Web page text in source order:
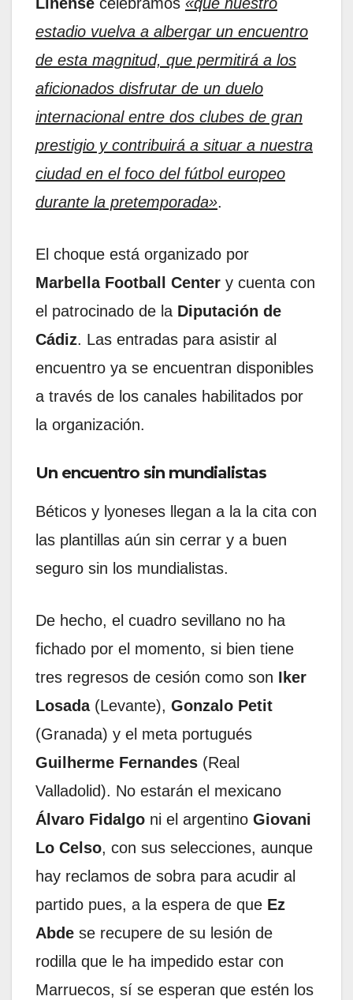
Linense celebramos «que nuestro
estadio vuelva a albergar un encuentro
de esta magnitud, que permitirá a los
aficionados disfrutar de un duelo
internacional entre dos clubes de gran
prestigio y contribuirá a situar a nuestra
ciudad en el foco del fútbol europeo
durante la pretemporada».
El choque está organizado por
Marbella Football Center y cuenta con
el patrocinado de la Diputación de
Cádiz. Las entradas para asistir al
encuentro ya se encuentran disponibles
a través de los canales habilitados por
la organización.
Un encuentro sin mundialistas
Béticos y lyoneses llegan a la la cita con
las plantillas aún sin cerrar y a buen
seguro sin los mundialistas.
De hecho, el cuadro sevillano no ha
fichado por el momento, si bien tiene
tres regresos de cesión como son Iker
Losada(Levante), Gonzalo Petit
(Granada) y el meta portugués
Guilherme Fernandes (Real
Valladolid). No estarán el mexicano
Álvaro Fidalgo ni el argentino Giovani
Lo Celso, con sus selecciones, aunque
hay reclamos de sobra para acudir al
partido pues, a la espera de que Ez
Abde se recupere de su lesión de
rodilla que le ha impedido estar con
Marruecos, sí se esperan que estén los